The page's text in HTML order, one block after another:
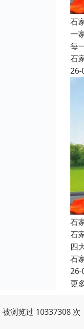
石
一
每
石
26-
石
石
四
石
26-
更
被浏览过 10337308